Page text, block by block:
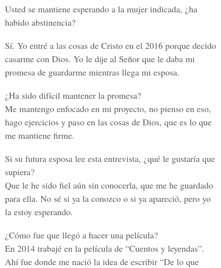
Usted se mantiene esperando a la mujer indicada, ¿ha
habido abstinencia?
Sí. Yo entré a las cosas de Cristo en el 2016 porque decido
casarme con Dios. Yo le dije al Señor que le daba mi
promesa de guardarme mientras llega mi esposa.
¿Ha sido difícil mantener la promesa?
Me mantengo enfocado en mi proyecto, no pienso en eso,
hago ejercicios y paso en las cosas de Dios, que es lo que
me mantiene firme.
Si su futura esposa lee esta entrevista, ¿qué le gustaría que
supiera?
Que le he sido fiel aún sin conocerla, que me he guardado
para ella. No sé si ya la conozco o si ya apareció, pero yo
la estoy esperando.
¿Cómo fue que llegó a hacer una película?
En 2014 trabajé en la película de “Cuentos y leyendas”.
Ahí fue donde me nació la idea de escribir “De lo que